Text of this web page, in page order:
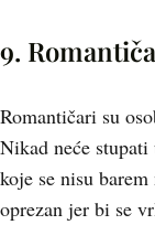
9.
Romantičari su
Nikad neće
koje se nisu
oprezan jer bi se